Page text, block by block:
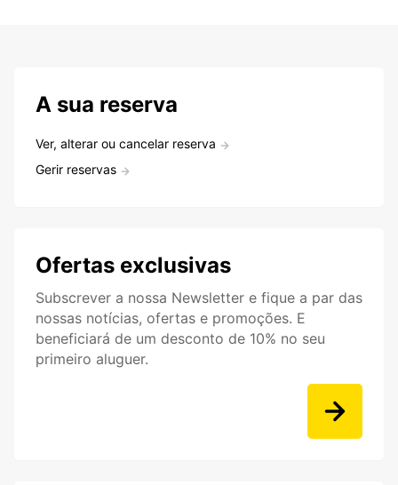
A sua reserva
Ver, alterar ou cancelar reserva
Gerir reservas
Ofertas exclusivas
Subscrever a nossa Newsletter e fique a par das
nossas notícias, ofertas e promoções. E
beneficiará de um desconto de 10% no seu
primeiro aluguer.